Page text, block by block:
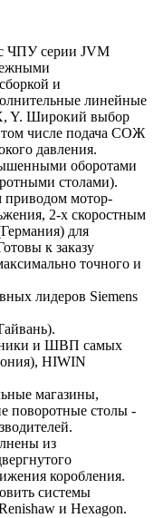
ЧПУ серии JVM
и
линейные
Y. Широкий выбор
том числе подача СОЖ
давления.
оборотами
столами).
приводом мотор-
2-х скоростным
для
к заказу
точного и
лидеров Siemens
и ШВП самых
HIWIN
магазины,
поворотные столы -
из
коробления.
системы
и Hexagon.